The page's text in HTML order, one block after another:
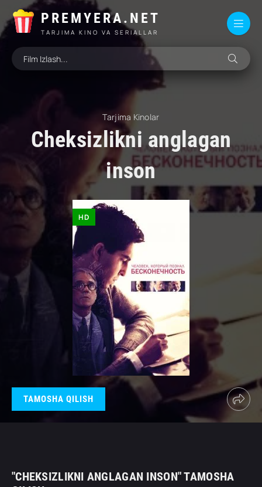
PREMYERA.NET
TARJIMA KINO VA SERIALLAR
Tarjima Kinolar
Cheksizlikni anglagan
inson
HD
TAMOSHA QILISH
"CHEKSIZLIKNI ANGLAGAN INSON" TAMOSHA